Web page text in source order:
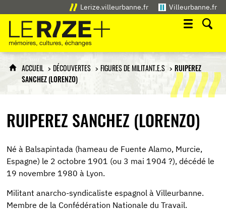
Lerize.villeurbanne.fr Villeurbanne.fr
Le Rize+
mémoires, cultures, échanges
ACCUEIL DÉCOUVERTES FIGURES DE MILITANT.E.S
RUIPEREZ
SANCHEZ (LORENZO)
RUIPEREZ SANCHEZ (LORENZO)
Né à Balsapintada (hameau de Fuente Alamo, Murcie,
Espagne) le 2 octobre 1901 (ou 3 mai 1904 ?), décédé le
19 novembre 1980 à Lyon.
Militant anarcho-syndicaliste espagnol à Villeurbanne.
Membre de la Confédération Nationale du Travail.